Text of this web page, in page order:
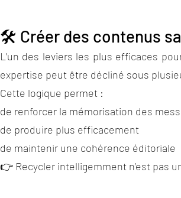
🛠️ Créer des contenus
L’un des leviers les plus efficaces
expertise peut être décliné sous
Cette logique permet :
de renforcer la mémorisation des
de produire plus efficacement
de maintenir une cohérence éditoriale
👉 Recycler intelligemment n’est pas